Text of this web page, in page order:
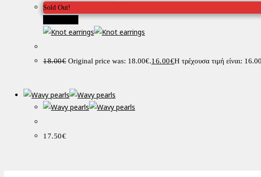
Sold Out!
18.00€ Original price was: 18.00€.16.00€Η τρέχουσα τιμή είναι:
17.50€